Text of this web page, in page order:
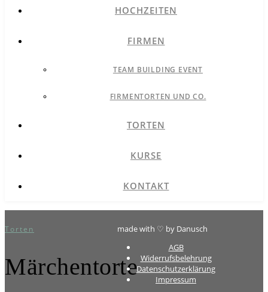
HOCHZEITEN
FIRMEN
TEAM BUILDING EVENT
FIRMENTORTEN UND CO.
TORTEN
KURSE
KONTAKT
Torten
Märchentorte
made with ♡ by Danusch
AGB
Widerrufsbelehrung
Datenschutzerklärung
Impressum